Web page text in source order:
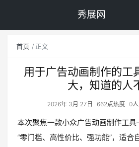
秀展网
首页 正文
用于广告动画制作的工
大，知道的人
2026年 3月 27日 662点热度 0
本次聚焦一款小众广告动画制作工
“零门槛、高性价比、强功能”，适合